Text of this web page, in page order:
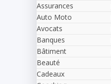
Assurances
Auto Moto
Avocats
Banques
Bâtiment
Beauté
Cadeaux